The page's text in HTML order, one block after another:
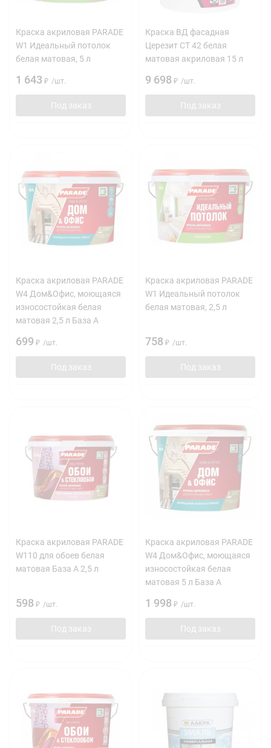
Краска акриловая PARADE
W1 Идеальный потолок
белая матовая, 5 л
1 643 ₽ /шт.
Под заказ
Краска ВД фасадная
Церезит CT 42 белая
матовая акриловая 15 л
9 698 ₽ /шт.
Под заказ
Краска акриловая PARADE
W4 Дом&Офис, моющаяся
износостойкая белая
матовая 2,5 л База А
699 ₽ /шт.
Под заказ
Краска акриловая PARADE
W1 Идеальный потолок
белая матовая, 2,5 л
758 ₽ /шт.
Под заказ
Краска акриловая PARADE
W110 для обоев белая
матовая База А 2,5 л
598 ₽ /шт.
Под заказ
Краска акриловая PARADE
W4 Дом&Офис, моющаяся
износостойкая белая
матовая 5 л База А
1 998 ₽ /шт.
Под заказ